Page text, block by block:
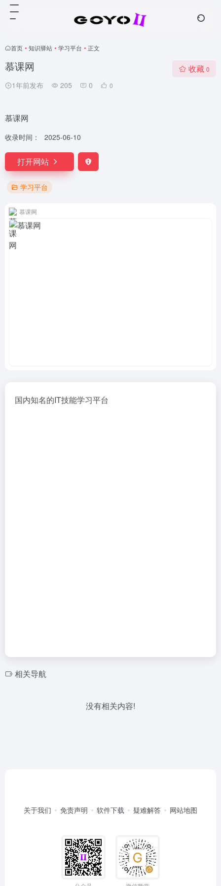
首页 • 知识驿站 • 学习平台 • 正文
慕课网
1年前发布 205 0 0
收藏 0
慕课网
收录时间： 2025-06-10
打开网站
学习平台
慕课网
国内知名的IT技能学习平台
相关导航
没有相关内容!
关于我们 免责声明 软件下载 疑难解答 网站地图